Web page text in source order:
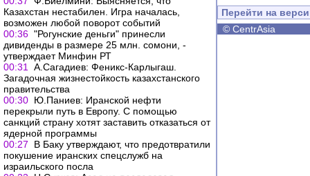
Казахстан нестабилен. Игра началась,
возможен любой поворот событий
00:36 "Рогунские деньги" принесли
дивиденды в размере 25 млн. сомони, -
утверждает Минфин РТ
00:31
А.Сагадиев: Феникс-Карлыгаш.
Загадочная жизнестойкость казахстанского
правительства
00:30 Ю.Паниев: Иранской нефти
перекрыли путь в Европу. С помощью
санкций страну хотят заставить отказаться от
ядерной программы
00:27
В Баку утверждают, что предотвратили
покушение иранских спецслужб на
израильского посла
Перейти на
© CentrAsia